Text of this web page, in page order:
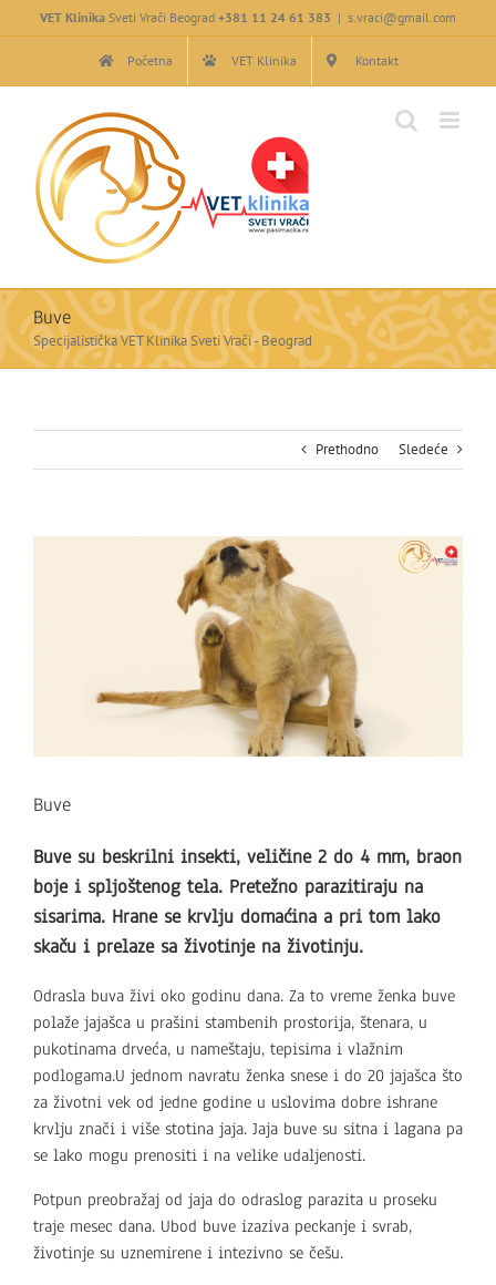
VET Klinika Sveti Vrači Beograd +381 11 24 61 383 | s.vraci@gmail.com
Početna VET Klinika Kontakt
Buve
Specijalistička VET Klinika Sveti Vrači - Beograd
Prethodno Sledeće
Buve
Buve su beskrilni insekti, veličine 2 do 4 mm, braon
boje i spljoštenog tela. Pretežno parazitiraju na
sisarima. Hrane se krvlju domaćina a pri tom lako
skaču i prelaze sa životinje na životinju.
Odrasla buva živi oko godinu dana. Za to vreme ženka buve
polaže jajašca u prašini stambenih prostorija, štenara, u
pukotinama drveća, u nameštaju, tepisima i vlažnim
podlogama.U jednom navratu ženka snese i do 20 jajašca što
za životni vek od jedne godine u uslovima dobre ishrane
krvlju znači i više stotina jaja. Jaja buve su sitna i lagana pa
se lako mogu prenositi i na velike udaljenosti.
Potpun preobražaj od jaja do odraslog parazita u proseku
traje mesec dana. Ubod buve izaziva peckanje i svrab,
životinje su uznemirene i intezivno se češu.